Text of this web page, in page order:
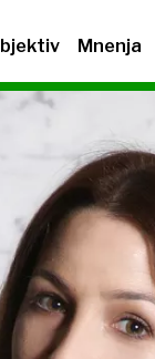
Mnenja